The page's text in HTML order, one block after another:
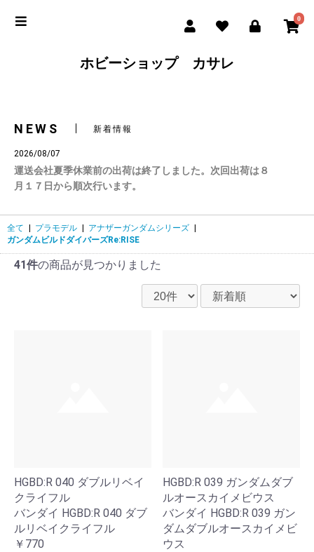
0
ホビーショップ カサレ
NEWS 新着情報
2026/08/07
運送会社夏季休業前の出荷は終了しました。次回出荷は８
月１７日から順次行います。
全て プラモデル アナザーガンダムシリーズ
ガンダムビルドダイバーズRe:RISE
41件の商品が見つかりました
HGBD:R 040 ダブルリベイ
クライフル
バンダイ HGBD:R 040 ダブ
ルリベイクライフル
￥770
HGBD:R 039 ガンダムダブ
ルオースカイメビウス
バンダイ HGBD:R 039 ガン
ダムダブルオースカイメビ
ウス